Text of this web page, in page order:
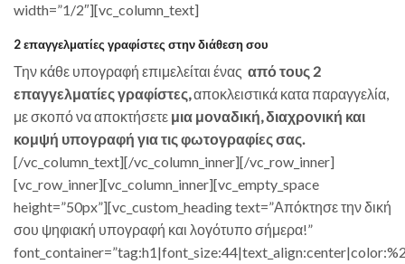
width=”1/2″][vc_column_text]
2 επαγγελματίες γραφίστες στην διάθεση σου
Την κάθε υπογραφή επιμελείται ένας από τους 2
επαγγελματίες γραφίστες,αποκλειστικά κατα παραγγελία,
με σκοπό να αποκτήσετε μια μοναδική, διαχρονική και
κομψή υπογραφή για τις φωτογραφίες σας.
[/vc_column_text][/vc_column_inner][/vc_row_inner]
[vc_row_inner][vc_column_inner][vc_empty_space
height=”50px”][vc_custom_heading text=”Απόκτησε την δική
σου ψηφιακή υπογραφή και λογότυπο σήμερα!”